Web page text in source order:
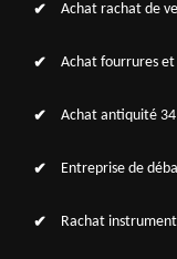
Achat rachat de
Achat fourrures
Achat antiquité 34
Entreprise de
Rachat